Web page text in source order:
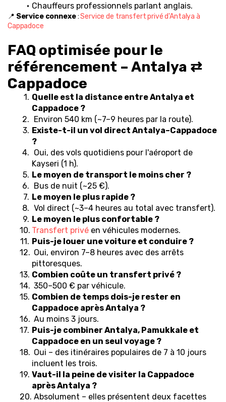
Chauffeurs professionnels parlant anglais.
📍 Service connexe : Service de transfert privé d'Antalya à
Cappadoce
FAQ optimisée pour le
référencement – Antalya ⇄
Cappadoce
Quelle est la distance entre Antalya et
Cappadoce ?
Environ 540 km (~7–9 heures par la route).
Existe-t-il un vol direct Antalya–Cappadoce
?
Oui, des vols quotidiens pour l'aéroport de
Kayseri (1 h).
Le moyen de transport le moins cher ?
Bus de nuit (~25 €).
Le moyen le plus rapide ?
Vol direct (~3–4 heures au total avec transfert).
Le moyen le plus confortable ?
Transfert privé en véhicules modernes.
Puis-je louer une voiture et conduire ?
Oui, environ 7–8 heures avec des arrêts
pittoresques.
Combien coûte un transfert privé ?
350–500 € par véhicule.
Combien de temps dois-je rester en
Cappadoce après Antalya ?
Au moins 3 jours.
Puis-je combiner Antalya, Pamukkale et
Cappadoce en un seul voyage ?
Oui – des itinéraires populaires de 7 à 10 jours
incluent les trois.
Vaut-il la peine de visiter la Cappadoce
après Antalya ?
Absolument – elles présentent deux facettes